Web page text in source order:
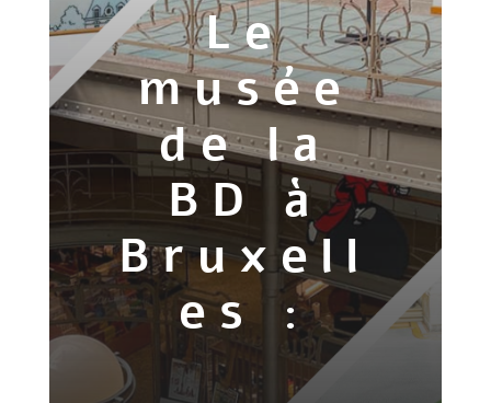
Le
musée
de la
BD à
Bruxell
es :